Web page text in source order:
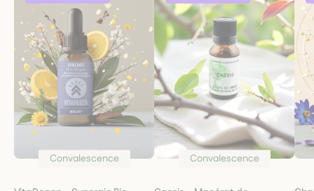
Convalescence Convalescence